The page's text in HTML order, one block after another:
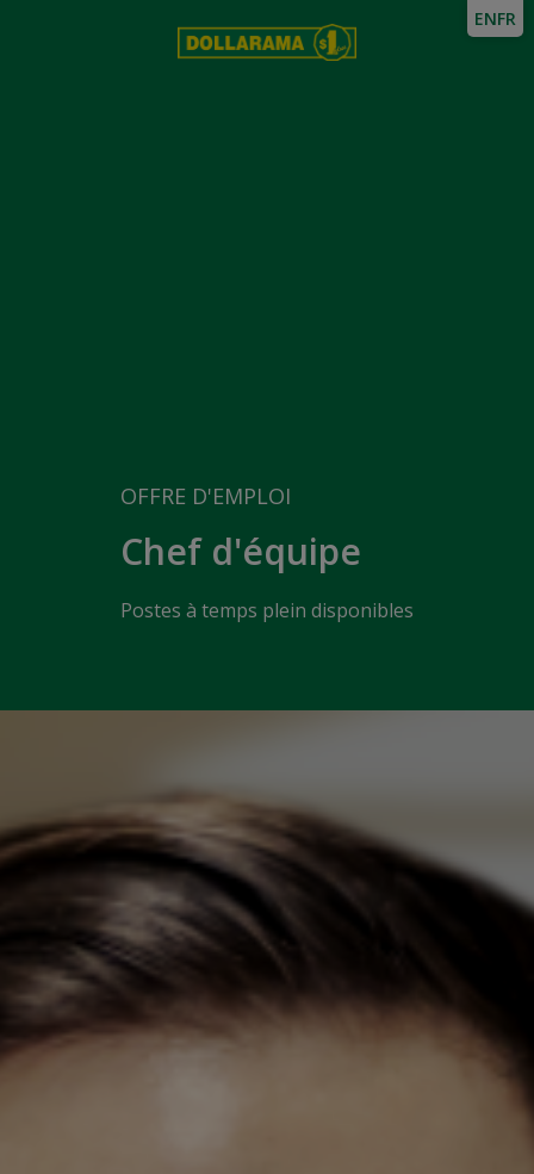
OFFRE D'EMPLOI
Chef d'équipe
Postes à temps plein disponibles
ENFR